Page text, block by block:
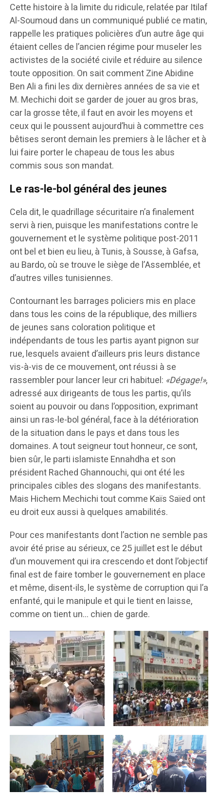
Cette histoire à la limite du ridicule, relatée par Itilaf
Al-Soumoud dans un communiqué publié ce matin,
rappelle les pratiques policières d’un autre âge qui
étaient celles de l’ancien régime pour museler les
activistes de la société civile et réduire au silence
toute opposition. On sait comment Zine Abidine
Ben Ali a fini les dix dernières années de sa vie et
M. Mechichi doit se garder de jouer au gros bras,
car la grosse tête, il faut en avoir les moyens et
ceux qui le poussent aujourd’hui à commettre ces
bêtises seront demain les premiers à le lâcher et à
lui faire porter le chapeau de tous les abus
commis sous son mandat.
Le ras-le-bol général des jeunes
Cela dit, le quadrillage sécuritaire n’a finalement
servi à rien, puisque les manifestations contre le
gouvernement et le système politique post-2011
ont bel et bien eu lieu, à Tunis, à Sousse, à Gafsa,
au Bardo, où se trouve le siège de l’Assemblée, et
d’autres villes tunisiennes.
Contournant les barrages policiers mis en place
dans tous les coins de la république, des milliers
de jeunes sans coloration politique et
indépendants de tous les partis ayant pignon sur
rue, lesquels avaient d’ailleurs pris leurs distance
vis-à-vis de ce mouvement, ont réussi à se
rassembler pour lancer leur cri habituel: «Dégage!»,
adressé aux dirigeants de tous les partis, qu’ils
soient au pouvoir ou dans l’opposition, exprimant
ainsi un ras-le-bol général, face à la détérioration
de la situation dans le pays et dans tous les
domaines. A tout seigneur tout honneur, ce sont,
bien sûr, le parti islamiste Ennahdha et son
président Rached Ghannouchi, qui ont été les
principales cibles des slogans des manifestants.
Mais Hichem Mechichi tout comme Kaïs Saïed ont
eu droit eux aussi à quelques amabilités.
Pour ces manifestants dont l’action ne semble pas
avoir été prise au sérieux, ce 25 juillet est le début
d’un mouvement qui ira crescendo et dont l’objectif
final est de faire tomber le gouvernement en place
et même, disent-ils, le système de corruption qui l’a
enfanté, qui le manipule et qui le tient en laisse,
comme on tient un… chien de garde.